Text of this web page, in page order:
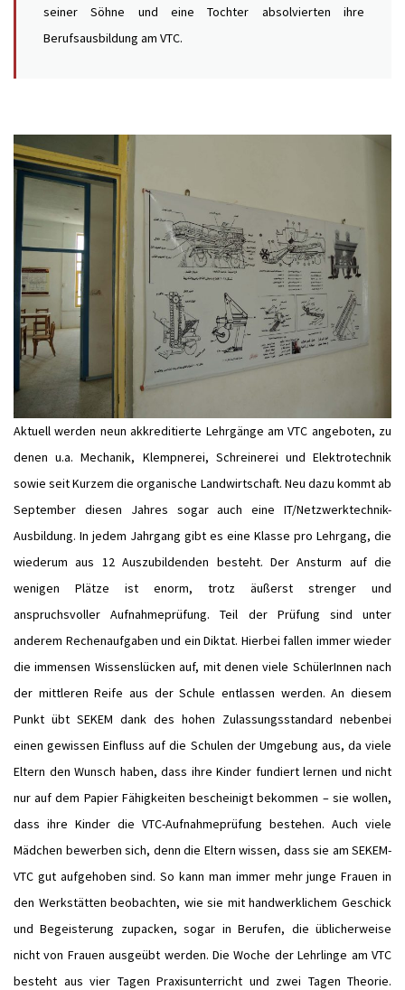
seiner Söhne und eine Tochter absolvierten ihre
Berufsausbildung am VTC.
Aktuell werden neun akkreditierte Lehrgänge am VTC angeboten, zu
denen u.a. Mechanik, Klempnerei, Schreinerei und Elektrotechnik
sowie seit Kurzem die organische Landwirtschaft. Neu dazu kommt ab
September diesen Jahres sogar auch eine IT/Netzwerktechnik-
Ausbildung. In jedem Jahrgang gibt es eine Klasse pro Lehrgang, die
wiederum aus 12 Auszubildenden besteht. Der Ansturm auf die
wenigen Plätze ist enorm, trotz äußerst strenger und
anspruchsvoller Aufnahmeprüfung. Teil der Prüfung sind unter
anderem Rechenaufgaben und ein Diktat. Hierbei fallen immer wieder
die immensen Wissenslücken auf, mit denen viele SchülerInnen nach
der mittleren Reife aus der Schule entlassen werden. An diesem
Punkt übt SEKEM dank des hohen Zulassungsstandard nebenbei
einen gewissen Einfluss auf die Schulen der Umgebung aus, da viele
Eltern den Wunsch haben, dass ihre Kinder fundiert lernen und nicht
nur auf dem Papier Fähigkeiten bescheinigt bekommen – sie wollen,
dass ihre Kinder die VTC-Aufnahmeprüfung bestehen. Auch viele
Mädchen bewerben sich, denn die Eltern wissen, dass sie am SEKEM-
VTC gut aufgehoben sind. So kann man immer mehr junge Frauen in
den Werkstätten beobachten, wie sie mit handwerklichem Geschick
und Begeisterung zupacken, sogar in Berufen, die üblicherweise
nicht von Frauen ausgeübt werden. Die Woche der Lehrlinge am VTC
besteht aus vier Tagen Praxisunterricht und zwei Tagen Theorie.